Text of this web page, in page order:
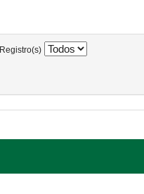
Registro(s)